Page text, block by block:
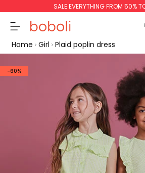
SALE EVERYTHING FROM 50%
Continue
Home Girl Plaid poplin dress
-60%